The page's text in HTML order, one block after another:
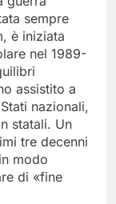
sempre
è iniziata
nel 1989-
assistito a
nazionali,
statali. Un
tre decenni
modo
di «fine